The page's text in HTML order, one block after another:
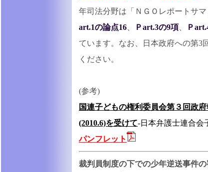
年司法分野は「ＮＧＯレポートサ
art.1の論点16
Ｐart.3の9項 Ｐ
ています。なお、日本政府への第3
ください。
(参考)
国連子どもの権利委員会第３回政
(2010.6)を受けて-日本弁護士連合会
パンフレット
裁判員制度の下での少年逆送事件